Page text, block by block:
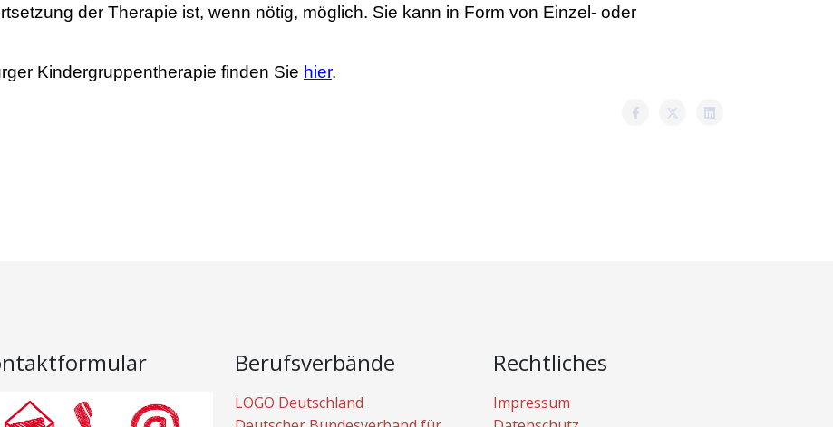
der Therapie ist, wenn nötig, möglich. Sie kann in Form von Einzel- oder
Kindergruppentherapie finden Sie hier.
Berufsverbände
LOGO Deutschland
Rechtliches
Impressum